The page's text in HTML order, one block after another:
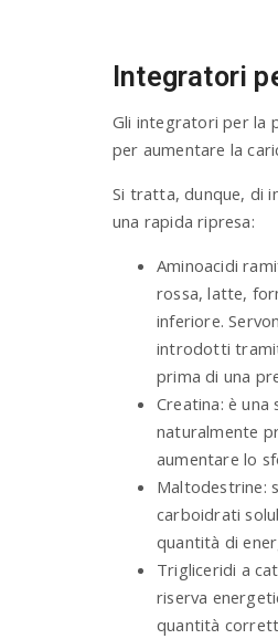
Integratori
Gli integratori per la
per aumentare la
Si tratta, dunque, di
una rapida ripresa:
Aminoacidi
rossa, latte,
inferiore.
introdotti
prima di una
Creatina: è
naturalmente
aumentare lo
Maltodestrine:
carboidrati
quantità di
Trigliceridi a
riserva
quantità